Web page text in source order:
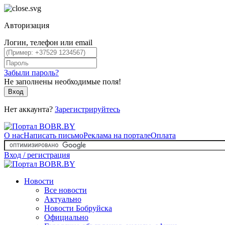
Авторизация
Логин, телефон или email
Забыли пароль?
Не заполнены необходимые поля!
Вход
Нет аккаунта? Зарегистрируйтесь
О насНаписать письмоРеклама на порталеОплата
Вход / регистрация
Новости
Все новости
Актуально
Новости Бобруйска
Официально